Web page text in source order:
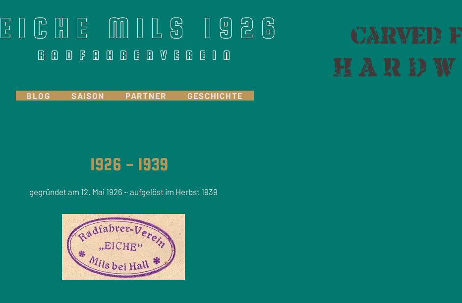
EICHE MILS 1926
R A D F A H R E R V E R E I N
BLOG SAISON PARTNER GESCHICHTE
1926 - 1939
gegründet am 12. Mai 1926 ~ aufgelöst im Herbst 1939